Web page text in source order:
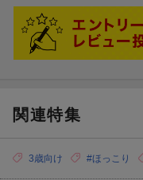
関連特集
3歳向け #ほっこり